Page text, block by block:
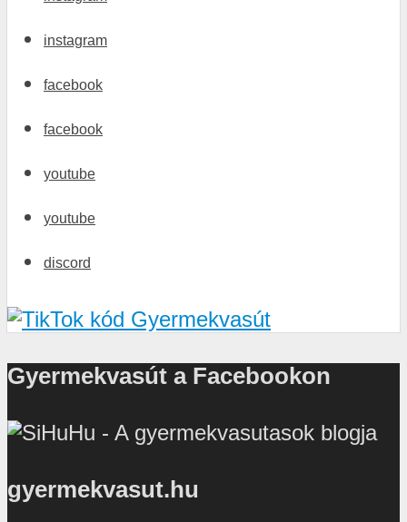
instagram
facebook
facebook
youtube
youtube
discord
Gyermekvasút a Facebookon
gyermekvasut.hu